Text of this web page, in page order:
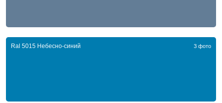
Ral 5015 Небесно-синий 3 фото